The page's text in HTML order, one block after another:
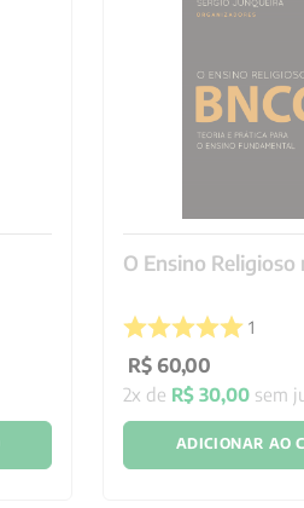
O Ensino Religioso
1
R$ 60,00
2x de R$ 30,00 sem
ADICIONAR AO